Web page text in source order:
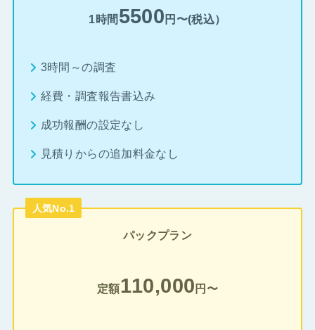
1時間 5500 円〜(税込）
3時間～の調査
経費・調査報告書込み
成功報酬の設定なし
見積りからの追加料金なし
人気No.1
パックプラン
定額110,000 円〜